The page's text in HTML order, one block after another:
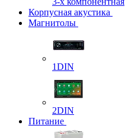
Корпусная акустика
Магнитолы
1DIN
2DIN
Питание